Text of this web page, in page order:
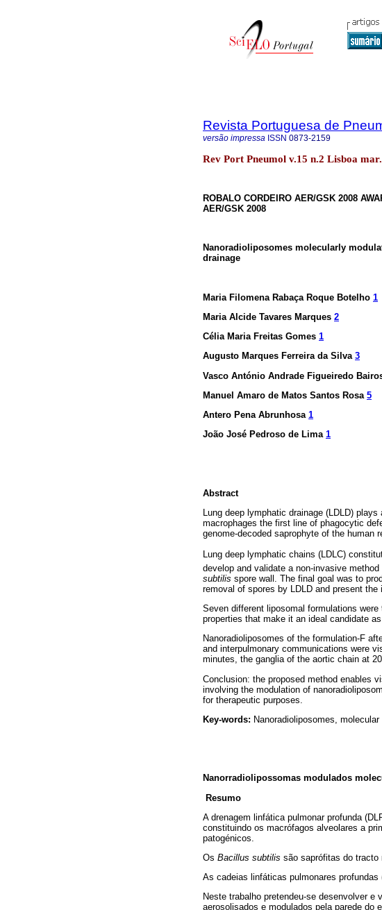
Revista Portuguesa de
versão impressa ISSN 0873-2159
Rev Port Pneumol v.15 n.2 Lisboa
ROBALO CORDEIRO AER/GSK 2008
AER/GSK 2008
Nanoradioliposomes molecularly
drainage
Maria Filomena Rabaça Roque Botelho 1
Maria Alcide Tavares Marques 2
Célia Maria Freitas Gomes 1
Augusto Marques Ferreira da Silva 3
Vasco António Andrade Figueiredo
Manuel Amaro de Matos Santos Rosa 5
Antero Pena Abrunhosa 1
João José Pedroso de Lima 1
Abstract
Lung deep lymphatic drainage (LDLD)
macrophages the first line of phagocytic
genome-decoded saprophyte of the human
Lung deep lymphatic chains (LDLC)
develop and validate a non-invasive
subtilis spore wall. The final goal was to
removal of spores by LDLD and present
Seven different liposomal formulations
properties that make it an ideal candidate
Nanoradioliposomes of the formulation-F
and interpulmonary communications were
minutes, the ganglia of the aortic chain at
Conclusion: the proposed method enables
involving the modulation of
for therapeutic purposes.
Key-words: Nanoradioliposomes,
Nanorradiolipossomas modulados
Resumo
A drenagem linfática pulmonar profunda
constituindo os macrófagos alveolares a
patogénicos.
Os Bacillus subtilis são saprófitas do tracto
As cadeias linfáticas pulmonares
Neste trabalho pretendeu-se desenvolver
aerosolisados e modulados pela parede do